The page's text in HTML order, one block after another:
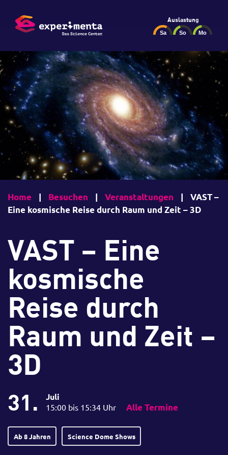
Auslastung
Home | Besuchen | Veranstaltungen |
VAST –
Eine kosmische Reise durch Raum und Zeit – 3D
VAST – Eine
kosmische
Reise durch
Raum und Zeit –
3D
31. Juli
15:00 bis 15:34 Uhr Alle Termine
Ab 8 Jahren Science Dome Shows